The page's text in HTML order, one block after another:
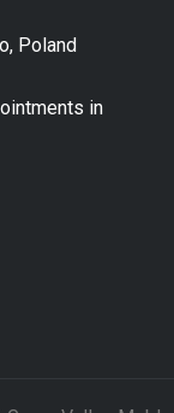
Poland
in